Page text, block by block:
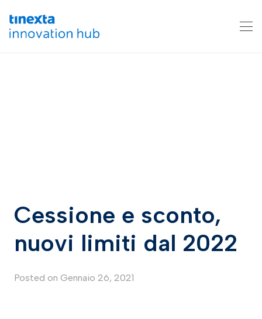
Cessione e sconto,
nuovi limiti dal 2022
Posted on Gennaio 26, 2021